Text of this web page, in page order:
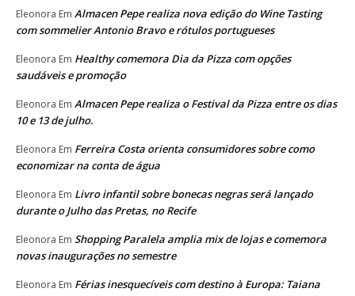
Eleonora Em Almacen Pepe realiza nova edição do Wine Tasting
com sommelier Antonio Bravo e rótulos portugueses
Eleonora Em Healthy comemora Dia da Pizza com opções
saudáveis e promoção
Eleonora Em Almacen Pepe realiza o Festival da Pizza entre os dias
10 e 13 de julho.
Eleonora Em Ferreira Costa orienta consumidores sobre como
economizar na conta de água
Eleonora Em Livro infantil sobre bonecas negras será lançado
durante o Julho das Pretas, no Recife
Eleonora Em Shopping Paralela amplia mix de lojas e comemora
novas inaugurações no semestre
Eleonora Em Férias inesquecíveis com destino à Europa: Taiana